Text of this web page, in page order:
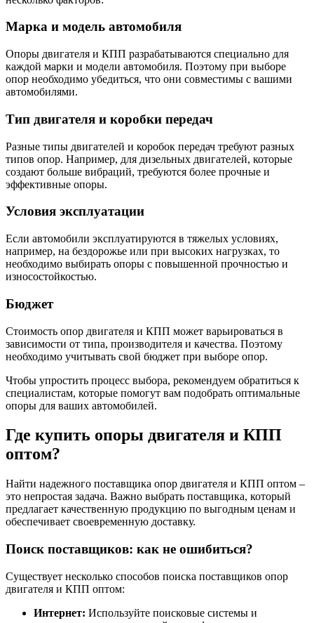
Марка и модель автомобиля
Опоры двигателя и КПП разрабатываются специально для
каждой марки и модели автомобиля. Поэтому при выборе
опор необходимо убедиться, что они совместимы с вашими
автомобилями.
Тип двигателя и коробки передач
Разные типы двигателей и коробок передач требуют разных
типов опор. Например, для дизельных двигателей, которые
создают больше вибраций, требуются более прочные и
эффективные опоры.
Условия эксплуатации
Если автомобили эксплуатируются в тяжелых условиях,
например, на бездорожье или при высоких нагрузках, то
необходимо выбирать опоры с повышенной прочностью и
износостойкостью.
Бюджет
Стоимость опор двигателя и КПП может варьироваться в
зависимости от типа, производителя и качества. Поэтому
необходимо учитывать свой бюджет при выборе опор.
Чтобы упростить процесс выбора, рекомендуем обратиться к
специалистам, которые помогут вам подобрать оптимальные
опоры для ваших автомобилей.
Где купить опоры двигателя и КПП
оптом?
Найти надежного поставщика опор двигателя и КПП оптом –
это непростая задача. Важно выбрать поставщика, который
предлагает качественную продукцию по выгодным ценам и
обеспечивает своевременную доставку.
Поиск поставщиков: как не ошибиться?
Существует несколько способов поиска поставщиков опор
двигателя и КПП оптом:
Интернет: Используйте поисковые системы и